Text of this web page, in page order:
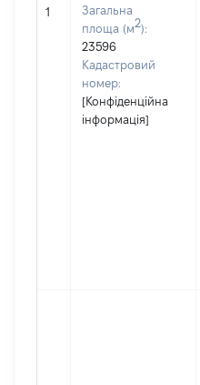
1
Загальна
площа (м2):
23596
Кадастровий
номер:
[Конфіденційна
інформація]